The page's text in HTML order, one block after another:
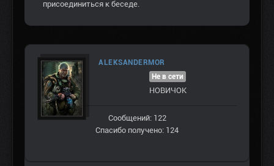
присоединиться к беседе.
ALEKSANDERMOR
Не в сети
НОВИЧОК
Сообщений: 122
Спасибо получено: 124